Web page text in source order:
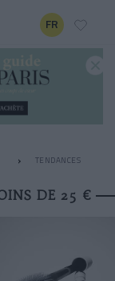
FR
TENDANCES
DE 25 €